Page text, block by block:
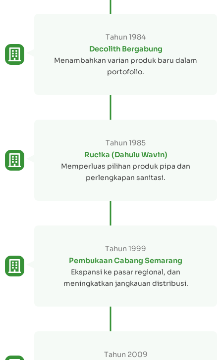
Tahun 1984
Decolith Bergabung
Menambahkan varian produk baru dalam
portofolio.
Tahun 1985
Rucika (Dahulu Wavin)
Memperluas pilihan produk pipa dan
perlengkapan sanitasi.
Tahun 1999
Pembukaan Cabang Semarang
Ekspansi ke pasar regional, dan
meningkatkan jangkauan distribusi.
Tahun 2009